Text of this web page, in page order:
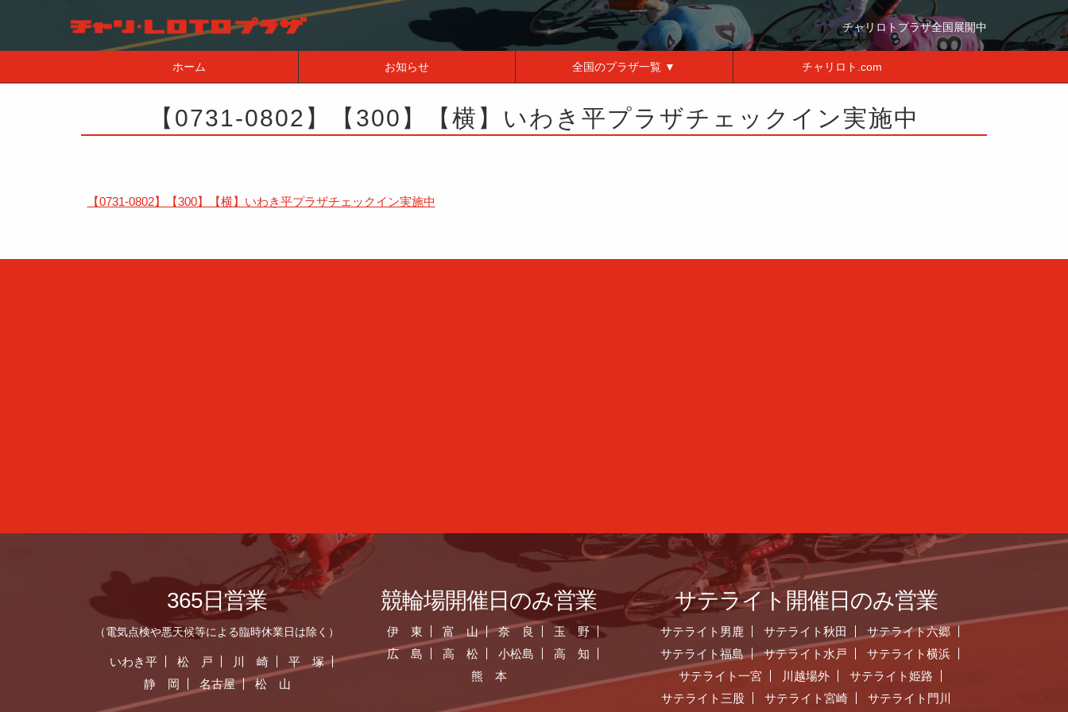
チャリロトプラザ全国展開中
ホーム お知らせ 全国のプラザ一覧 ▼ チャリロト.com
【0731-0802】【300】【横】いわき平プラザチェックイン実施中
【0731-0802】【300】【横】いわき平プラザチェックイン実施中
365日営業
（電気点検や悪天候等による臨時休業日は除く）
いわき平 松 戸 川 崎
平 塚
静 岡
名古屋 松 山
競輪場開催日のみ営業
伊 東 富 山 奈 良
玉 野
広 島
高 松 小松島
高 知
熊 本
サテライト開催日のみ営業
サテライト男鹿 サテライト秋田
サテライト六郷
サテライト福島
サテライト水戸
サテライト横浜
サテライト一宮
川越場外
サテライト姫路
サテライト三股
サテライト宮崎 サテライト門川